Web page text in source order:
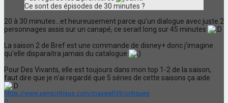
Ce sont des épisodes de 30 minutes ?
20 à 30 minutes...et heureusement parce qu'un dialogue avec juste 2
personnages assis sur un canapé, ce serait long sur 45 minutes
La saison 2 de Bref est une commande de disney+ donc j'imagine
qu'elle disparaitra jamais du catalogue
Pour Des Vivants, elle est toujours dans mon top 1-2 de la saison,
faut dire que je n'ai regardé que 5 séries de cette saisons ça aide
https://www.senscritique.com/maxwell39/critiques